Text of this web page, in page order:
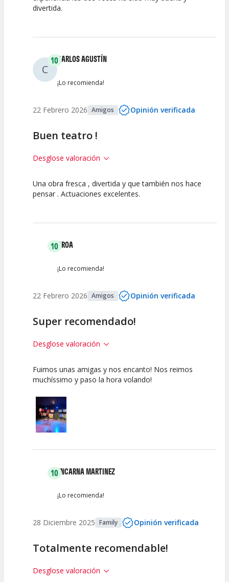
Calidad del
divertida.
C
10CARLOS AGUSTÍN
¡Lo recomienda!
22 Febrero 2026 Amigos Opinión verificada
Buen teatro !
Desglose valoración
10 10 10
Una obra fresca , divertida y que también nos hace
pensar . Actuaciones excelentes.
10AROA
¡Lo recomienda!
22 Febrero 2026 Amigos Opinión verificada
Super recomendado!
Desglose valoración
10
Espectáculo
10 10
Fuimos unas amigas y nos encanto! Nos reimos
muchíssimo y paso la hora volando!
10ENCARNA MARTINEZ
¡Lo recomienda!
28 Diciembre 2025 Family Opinión verificada
Totalmente recomendable!
Desglose valoración